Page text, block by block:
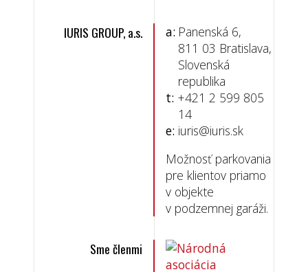
IURIS GROUP, a.s. a: Panenská 6,
811 03 Bratislava,
Slovenská
republika
t: +421 2 599 805
14
e: iuris@iuris.sk
Možnosť parkovania
pre klientov priamo
v objekte
v podzemnej garáži.
Sme členmi